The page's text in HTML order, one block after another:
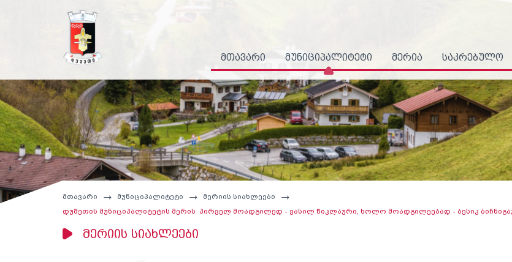
მთავარი მუნიციპალიტეტი მერია საკრებულო
მთავარი მუნიციპალიტეტი
მერიის სიახლეები
დუშეთის მუნიციპალიტეტის მერის პირველ მოადგილედ - ვასილ წიკლაური, ხოლო მოადგილეებად - ბესიკ
მერიის სიახლეები